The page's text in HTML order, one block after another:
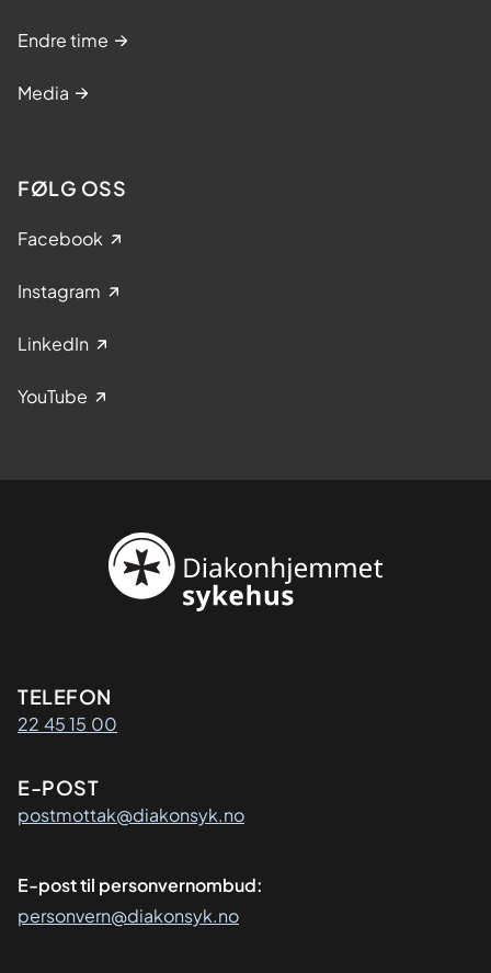
Endre time
Media
FØLG OSS
Facebook
Instagram
LinkedIn
YouTube
Kontaktinformasjon
TELEFON
22 45 15 00
E-POST
postmottak@diakonsyk.no
E-post til personvernombud:
personvern@diakonsyk.no